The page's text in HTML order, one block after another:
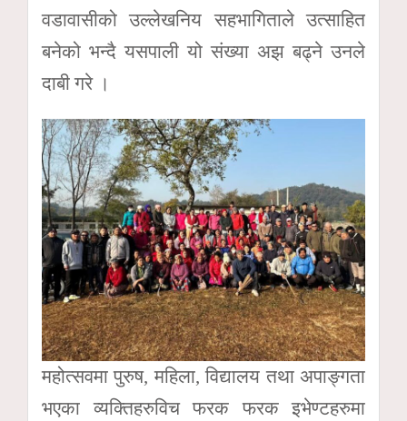
वडावासीको उल्लेखनिय सहभागिताले उत्साहित
बनेको भन्दै यसपाली यो संख्या अझ बढ्ने उनले
दाबी गरे ।
महोत्सवमा पुरुष, महिला, विद्यालय तथा अपाङ्गता
भएका व्यक्तिहरुविच फरक फरक इभेण्टहरुमा